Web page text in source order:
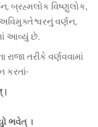
બ્રહ્મલોક વિષ્ણુલોક,
વર્ણન,
આવ્યું છે.
રાજા તરીકે વર્ણવવામાં
કરતાં-
ભવેત્ ।